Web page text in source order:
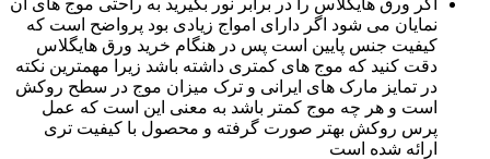
نمایان می شود اگر دارای امواج زیادی بود پرواضح است که
کیفیت جنس پایین است پس در هنگام خرید ورق هایگلاس
دقت کنید که موج های کمتری داشته باشد زیرا مهمترین نکته
در تمایز مارک های ایرانی و ترک میزان موج در سطح روکش
است و هر چه موج کمتر باشد به معنی این است که عمل
پرس روکش بهتر صورت گرفته و محصول با کیفیت تری
ارائه شده است